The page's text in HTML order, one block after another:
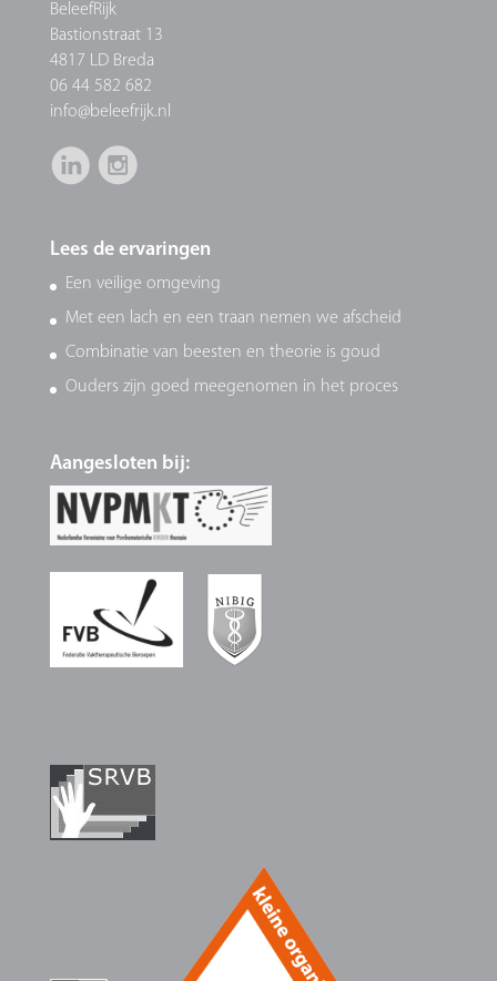
BeleefRijk
Bastionstraat 13
4817 LD Breda
06 44 582 682
info@beleefrijk.nl
Lees de ervaringen
Een veilige omgeving
Met een lach en een traan nemen we afscheid
Combinatie van beesten en theorie is goud
Ouders zijn goed meegenomen in het proces
Aangesloten bij: